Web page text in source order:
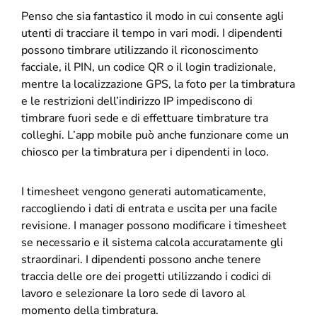
Penso che sia fantastico il modo in cui consente agli
utenti di tracciare il tempo in vari modi. I dipendenti
possono timbrare utilizzando il riconoscimento
facciale, il PIN, un codice QR o il login tradizionale,
mentre la localizzazione GPS, la foto per la timbratura
e le restrizioni dell’indirizzo IP impediscono di
timbrare fuori sede e di effettuare timbrature tra
colleghi. L’app mobile può anche funzionare come un
chiosco per la timbratura per i dipendenti in loco.
I timesheet vengono generati automaticamente,
raccogliendo i dati di entrata e uscita per una facile
revisione. I manager possono modificare i timesheet
se necessario e il sistema calcola accuratamente gli
straordinari. I dipendenti possono anche tenere
traccia delle ore dei progetti utilizzando i codici di
lavoro e selezionare la loro sede di lavoro al
momento della timbratura.